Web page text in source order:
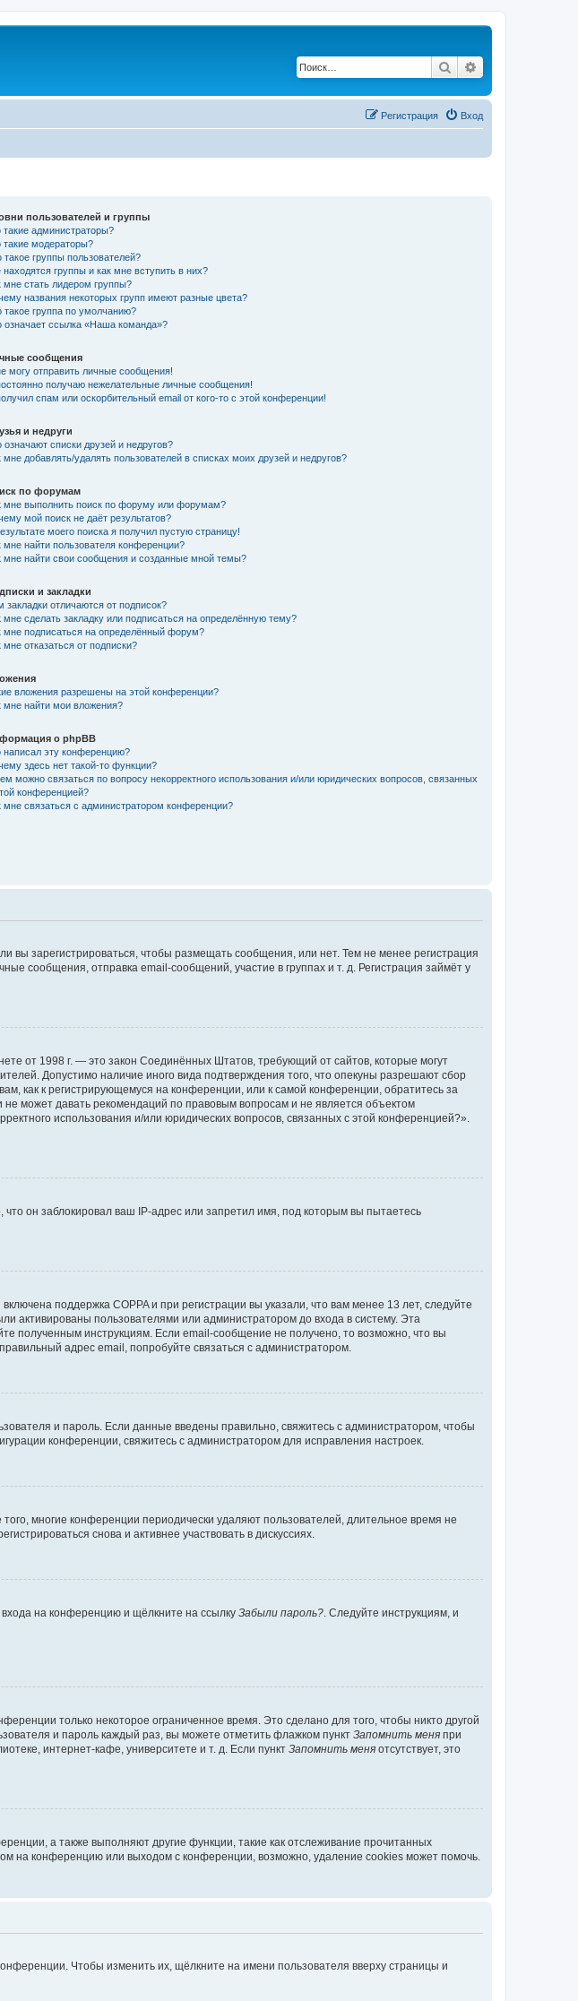
Поиск
Вход
Регистрация
пользователей и группы
такие администраторы?
такие модераторы?
такое группы пользователей?
находятся группы и как мне вступить в них?
мне стать лидером группы?
названия некоторых групп имеют разные цвета?
такое группа по умолчанию?
означает ссылка «Наша команда»?
сообщения
могу отправить личные сообщения!
получаю нежелательные личные сообщения!
спам или оскорбительный email от кого-то с этой конференции!
и недруги
означают списки друзей и недругов?
мне добавлять/удалять пользователей в списках моих друзей и недругов?
по форумам
мне выполнить поиск по форуму или форумам?
мой поиск не даёт результатов?
моего поиска я получил пустую страницу!
мне найти пользователя конференции?
мне найти свои сообщения и созданные мной темы?
и закладки
закладки отличаются от подписок?
мне сделать закладку или подписаться на определённую тему?
мне подписаться на определённый форум?
мне отказаться от подписки?
вложения разрешены на этой конференции?
мне найти мои вложения?
о phpBB
написал эту конференцию?
здесь нет такой-то функции?
можно связаться по вопросу некорректного использования и/или юридических вопросов, связанных
конференцией?
мне связаться с администратором конференции?
вы зарегистрироваться, чтобы размещать сообщения, или нет. Тем не менее регистрация
сообщения, отправка email-сообщений, участие в группах и т. д. Регистрация займёт у
от 1998 г. — это закон Соединённых Штатов, требующий от сайтов, которые могут
Допустимо наличие иного вида подтверждения того, что опекуны разрешают сбор
как к регистрирующемуся на конференции, или к самой конференции, обратитесь за
может давать рекомендаций по правовым вопросам и не является объектом
использования и/или юридических вопросов, связанных с этой конференцией?».
он заблокировал ваш IP-адрес или запретил имя, под которым вы пытаетесь
поддержка COPPA и при регистрации вы указали, что вам менее 13 лет, следуйте
активированы пользователями или администратором до входа в систему. Эта
полученным инструкциям. Если email-сообщение не получено, то возможно, что вы
адрес email, попробуйте связаться с администратором.
и пароль. Если данные введены правильно, свяжитесь с администратором, чтобы
конференции, свяжитесь с администратором для исправления настроек.
многие конференции периодически удаляют пользователей, длительное время не
снова и активнее участвовать в дискуссиях.
на конференцию и щёлкните на ссылку Забыли пароль? . Следуйте инструкциям, и
только некоторое ограниченное время. Это сделано для того, чтобы никто другой
и пароль каждый раз, вы можете отметить флажком пункт Запомнить меня при
интернет-кафе, университете и т. д. Если пункт Запомнить меня отсутствует, это
а также выполняют другие функции, такие как отслеживание прочитанных
на конференцию или выходом с конференции, возможно, удаление cookies может помочь.
Чтобы изменить их, щёлкните на имени пользователя вверху страницы и